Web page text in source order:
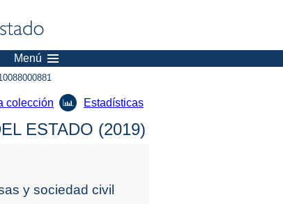
Menú
colección Estadísticas
ESTADO (2019)
y sociedad civil